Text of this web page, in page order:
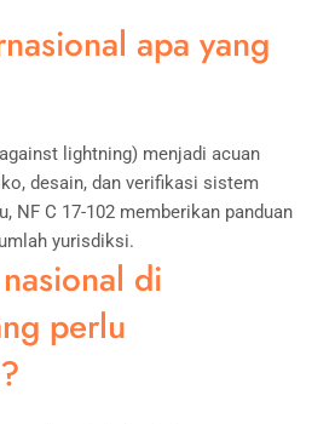
apa yang
lightning) menjadi acuan
desain, dan verifikasi sistem
NF C 17-102 memberikan panduan
yurisdiksi.
di
perlu